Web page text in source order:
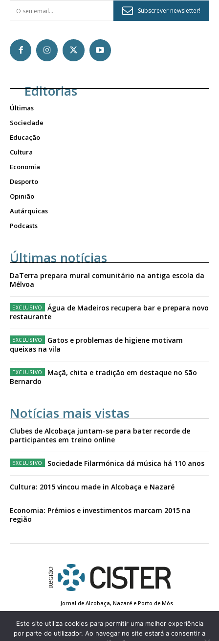
Subscrever newsletter!
Editorias
Últimas
Sociedade
Educação
Cultura
Economia
Desporto
Opinião
Autárquicas
Podcasts
Últimas notícias
DaTerra prepara mural comunitário na antiga escola da
Mélvoa
Água de Madeiros recupera bar e prepara novo
restaurante
Gatos e problemas de higiene motivam
queixas na vila
Maçã, chita e tradição em destaque no São
Bernardo
Notícias mais vistas
Clubes de Alcobaça juntam-se para bater recorde de
participantes em treino online
Sociedade Filarmónica dá música há 110 anos
Cultura: 2015 vincou made in Alcobaça e Nazaré
Economia: Prémios e investimentos marcam 2015 na
região
Jornal de Alcobaça, Nazaré e Porto de Mós
Conta de Registo
Edição Impressa
Este site utiliza cookies para permitir uma melhor experiência
por parte do utilizador. Ao navegar no site estará a consentir a